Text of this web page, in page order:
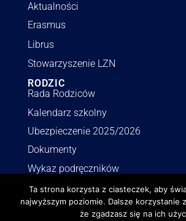
Aktualności
Erasmus
Librus
Stowarzyszenie LZN
RODZIC
Rada Rodziców
Kalendarz szkolny
Ubezpieczenie 2025/2026
Dokumenty
Wykaz podręczników
INFORMACJE
Polityka RODO
Deklaracja dostępności
Ta strona korzysta z ciasteczek, aby
najwyższym poziomie. Dalsze korzystanie
że zgadzasz się na ich